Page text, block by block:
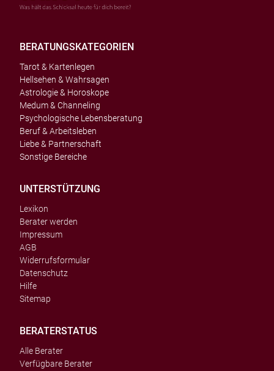
BERATUNGSKATEGORIEN
Tarot & Kartenlegen
Hellsehen & Wahrsagen
Astrologie & Horoskope
Medum & Channeling
Psychologische Lebensberatung
Beruf & Arbeitsleben
Liebe & Partnerschaft
Sonstige Bereiche
UNTERSTÜTZUNG
Lexikon
Berater werden
Impressum
AGB
Widerrufsformular
Datenschutz
Hilfe
Sitemap
BERATERSTATUS
Alle Berater
Verfügbare Berater